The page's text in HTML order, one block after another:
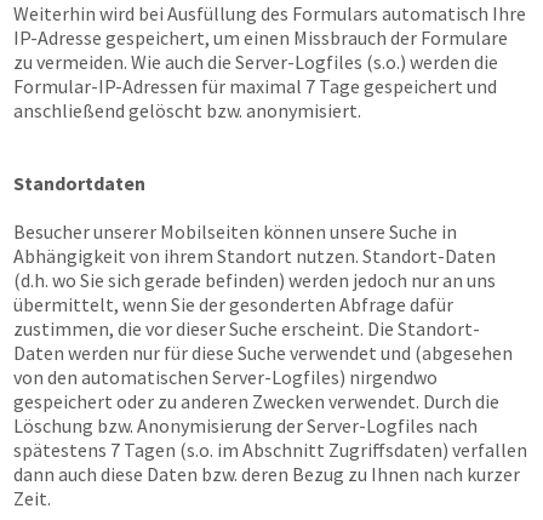
Weiterhin wird bei Ausfüllung des Formulars automatisch Ihre
IP-Adresse gespeichert, um einen Missbrauch der Formulare
zu vermeiden. Wie auch die Server-Logfiles (s.o.) werden die
Formular-IP-Adressen für maximal 7 Tage gespeichert und
anschließend gelöscht bzw. anonymisiert.
Standortdaten
Besucher unserer Mobilseiten können unsere Suche in
Abhängigkeit von ihrem Standort nutzen. Standort-Daten
(d.h. wo Sie sich gerade befinden) werden jedoch nur an uns
übermittelt, wenn Sie der gesonderten Abfrage dafür
zustimmen, die vor dieser Suche erscheint. Die Standort-
Daten werden nur für diese Suche verwendet und (abgesehen
von den automatischen Server-Logfiles) nirgendwo
gespeichert oder zu anderen Zwecken verwendet. Durch die
Löschung bzw. Anonymisierung der Server-Logfiles nach
spätestens 7 Tagen (s.o. im Abschnitt Zugriffsdaten) verfallen
dann auch diese Daten bzw. deren Bezug zu Ihnen nach kurzer
Zeit.